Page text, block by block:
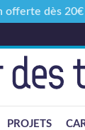
PROJETS
offerte dès 20€